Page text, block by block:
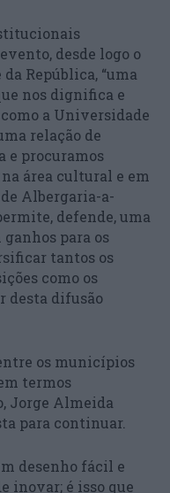
desde logo o
República, “uma
nos dignifica e
a Universidade
relação de
e procuramos
área cultural e em
Albergaria-a-
defende, uma
para os
tantos os
como os
desta difusão
os municípios
termos
Jorge Almeida
para continuar.
desenho fácil e
inovar; é isso que